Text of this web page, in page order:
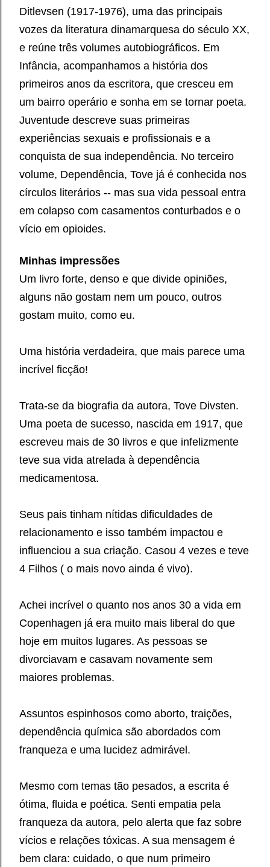
Ditlevsen (1917-1976), uma das principais
vozes da literatura dinamarquesa do século XX,
e reúne três volumes autobiográficos. Em
Infância, acompanhamos a história dos
primeiros anos da escritora, que cresceu em
um bairro operário e sonha em se tornar poeta.
Juventude descreve suas primeiras
experiências sexuais e profissionais e a
conquista de sua independência. No terceiro
volume, Dependência, Tove já é conhecida nos
círculos literários -- mas sua vida pessoal entra
em colapso com casamentos conturbados e o
vício em opioides.
Minhas impressões
Um livro forte, denso e que divide opiniões,
alguns não gostam nem um pouco, outros
gostam muito, como eu.
Uma história verdadeira, que mais parece uma
incrível ficção!
Trata-se da biografia da autora, Tove Divsten.
Uma poeta de sucesso, nascida em 1917, que
escreveu mais de 30 livros e que infelizmente
teve sua vida atrelada à dependência
medicamentosa.
Seus pais tinham nítidas dificuldades de
relacionamento e isso também impactou e
influenciou a sua criação. Casou 4 vezes e teve
4 Filhos ( o mais novo ainda é vivo).
Achei incrível o quanto nos anos 30 a vida em
Copenhagen já era muito mais liberal do que
hoje em muitos lugares. As pessoas se
divorciavam e casavam novamente sem
maiores problemas.
Assuntos espinhosos como aborto, traições,
dependência química são abordados com
franqueza e uma lucidez admirável.
Mesmo com temas tão pesados, a escrita é
ótima, fluida e poética. Senti empatia pela
franqueza da autora, pelo alerta que faz sobre
vícios e relações tóxicas. A sua mensagem é
bem clara: cuidado, o que num primeiro